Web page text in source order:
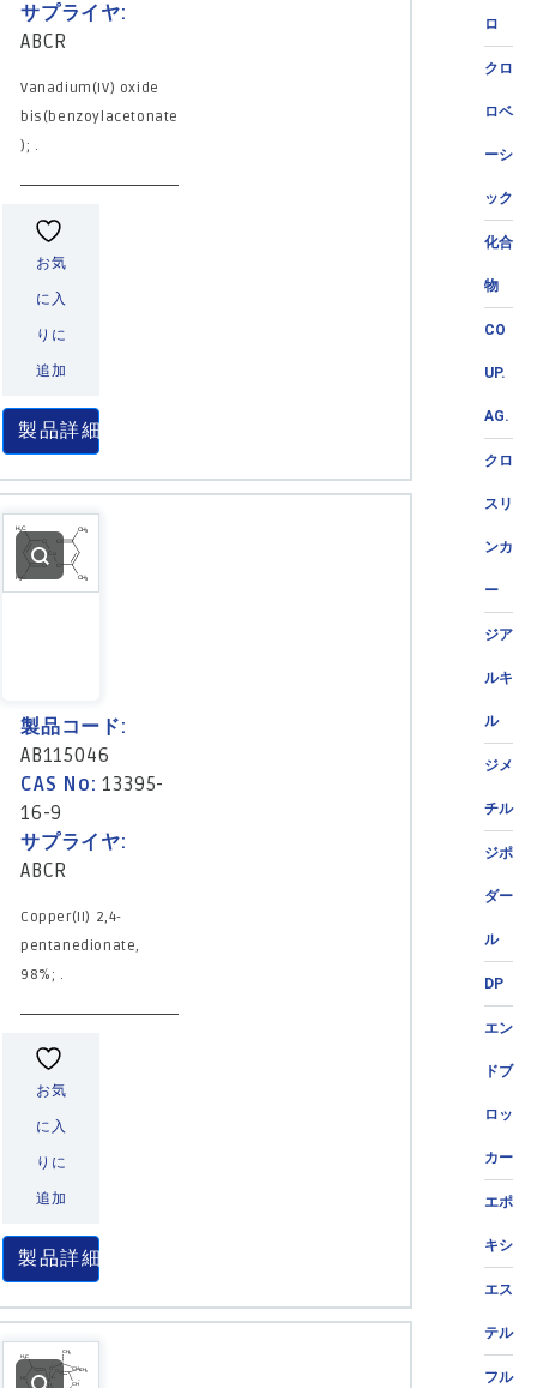
ロ
クロ
ロベ
ーシ
ック
化合
物
CO
UP.
AG.
クロ
スリ
ンカ
ー
ジア
ルキ
ル
ジメ
チル
ジポ
ダー
ル
DP
エン
ドブ
ロッ
カー
エポ
キシ
エス
テル
フル
サプライヤ:
ABCR
Vanadium(IV) oxide
bis(benzoylacetonate
); .
お気
に入
りに
追加
製品詳細
製品コード:
AB115046
CAS No:13395-
16-9
サプライヤ:
ABCR
Copper(II) 2,4-
pentanedionate,
98%; .
お気
に入
りに
追加
製品詳細